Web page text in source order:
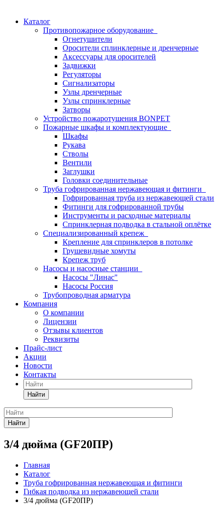
Каталог
Противопожарное оборудование
Огнетушители
Оросители сплинклерные и дренчерные
Аксессуары для оросителей
Задвижки
Регуляторы
Сигнализаторы
Узлы дренчерные
Узлы спринклерные
Затворы
Устройство пожаротушения BONPET
Пожарные шкафы и комплектующие
Шкафы
Рукава
Стволы
Вентили
Заглушки
Головки соединительные
Труба гофрированная нержавеющая и фитинги
Гофрированная труба из нержавеющей стали
Фитинги для гофрированной трубы
Инструменты и расходные материалы
Спринклерная подводка в стальной оплётке
Специализированный крепеж
Крепление для спринклеров в потолке
Грушевидные хомуты
Крепеж труб
Насосы и насосные станции
Насосы "Линас"
Насосы Россия
Трубопроводная арматура
Компания
О компании
Лицензии
Отзывы клиентов
Реквизиты
Прайс-лист
Акции
Новости
Контакты
Найти
Найти
3/4 дюйма (GF20ПР)
Главная
Каталог
Труба гофрированная нержавеющая и фитинги
Гибкая подводка из нержавеющей стали
3/4 дюйма (GF20ПР)